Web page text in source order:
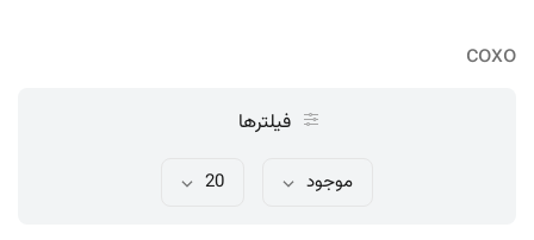
coxo
فیلترها
موجود 20